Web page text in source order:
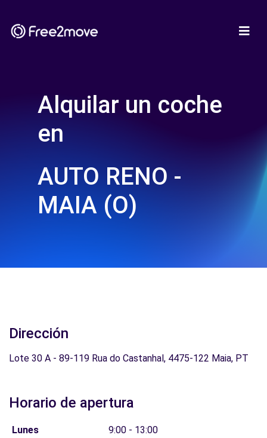
Alquilar un coche
en
AUTO RENO -
MAIA (O)
Dirección
Lote 30 A - 89-119 Rua do Castanhal, 4475-122 Maia, PT
Horario de apertura
Lunes
9:00 - 13:00